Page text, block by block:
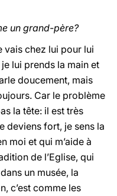
un grand-père?
vais chez lui pour lui
lui prends la main et
doucement, mais
Car le problème
la tête: il est très
deviens fort, je sens la
moi et qui m’aide à
de l’Eglise, qui
un musée, la
c’est comme les